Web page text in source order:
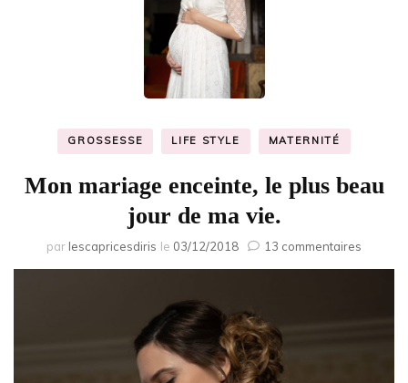
GROSSESSE LIFE STYLE MATERNITÉ
Mon mariage enceinte, le plus beau
jour de ma vie.
par lescapricesdiris le 03/12/2018 13 commentaires